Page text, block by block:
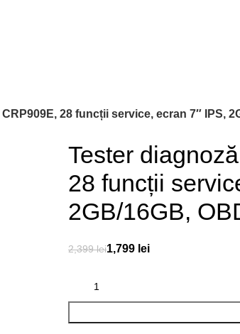
28 funcții service, ecran 7″ IPS,
Tester
28 funcții
2GB/16GB,
2,399lei1,799 lei